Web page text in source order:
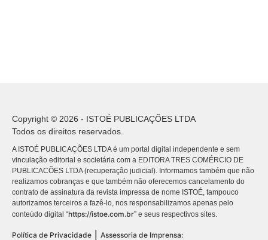
Copyright © 2026 - ISTOÉ PUBLICAÇÕES LTDA
Todos os direitos reservados.
A ISTOÉ PUBLICAÇÕES LTDA é um portal digital independente e sem
vinculação editorial e societária com a EDITORA TRES COMÉRCIO DE
PUBLICACÕES LTDA (recuperação judicial). Informamos também que não
realizamos cobranças e que também não oferecemos cancelamento do
contrato de assinatura da revista impressa de nome ISTOÉ, tampouco
autorizamos terceiros a fazê-lo, nos responsabilizamos apenas pelo
conteúdo digital “https://istoe.com.br” e seus respectivos sites.
Política de Privacidade
Assessoria de Imprensa: